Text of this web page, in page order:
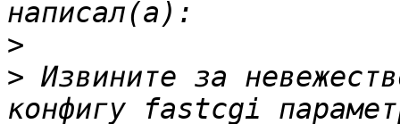
>
> Извините за